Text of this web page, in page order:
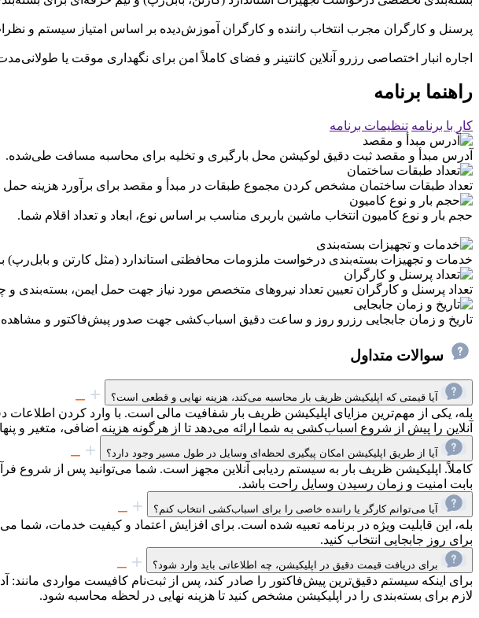
پرسنل و کارگران مجرب انتخاب راننده و کارگران آموزش‌دیده بر اساس امتیاز سیستم و
اجاره انبار اختصاصی رزرو آنلاین کانتینر و فضای کاملاً امن برای نگهداری موقت یا
راهنما برنامه
کار با برنامه تنظیمات برنامه
آدرس مبدأ و مقصد ثبت دقیق لوکیشن محل بارگیری و تخلیه برای محاسبه مسافت طی‌شده.
تعداد طبقات ساختمان مشخص کردن مجموع طبقات در مبدأ و مقصد برای برآورد هزینه حمل
حجم بار و نوع کامیون انتخاب ماشین باربری مناسب بر اساس نوع، ابعاد و تعداد اقلام شما.
خدمات و تجهیزات بسته‌بندی درخواست ملزومات محافظتی استاندارد (مثل کارتن و بابل‌رپ)
تعداد پرسنل و کارگران تعیین تعداد نیروهای متخصص مورد نیاز جهت حمل ایمن، بسته‌بندی و
تاریخ و زمان جابجایی رزرو روز و ساعت دقیق اسباب‌کشی جهت صدور پیش‌فاکتور و مشاهده
سوالات متداول
آیا قیمتی که اپلیکیشن ظریف بار محاسبه می‌کند، هزینه نهایی و قطعی است؟
بله، یکی از مهم‌ترین مزایای اپلیکیشن ظریف بار شفافیت مالی است. با وارد کردن
آنلاین را پیش از شروع اسباب‌کشی به شما ارائه می‌دهد تا از هرگونه هزینه اضافی، متغیر و
آیا از طریق اپلیکیشن امکان پیگیری لحظه‌ای وسایل در طول مسیر وجود دارد؟
کاملاً. اپلیکیشن ظریف بار به سیستم ردیابی آنلاین مجهز است. شما می‌توانید پس از شروع
بابت امنیت و زمان رسیدن وسایل راحت باشد.
آیا می‌توانم کارگر یا راننده خاصی را برای اسباب‌کشی انتخاب کنم؟
بله، این قابلیت ویژه در برنامه تعبیه شده است. برای افزایش اعتماد و کیفیت خدمات، شما
برای روز جابجایی انتخاب کنید.
برای دریافت قیمت دقیق در اپلیکیشن، چه اطلاعاتی باید وارد شود؟
برای اینکه سیستم دقیق‌ترین پیش‌فاکتور را صادر کند، پس از ثبت‌نام کافیست مواردی
لازم برای بسته‌بندی را در اپلیکیشن مشخص کنید تا هزینه نهایی در لحظه محاسبه شود.